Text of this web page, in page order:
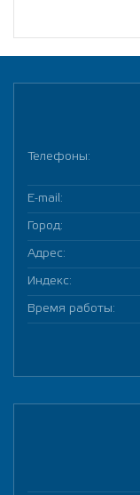
Телефоны:
E-mail:
Город:
Адрес:
Индекс:
Время работы: